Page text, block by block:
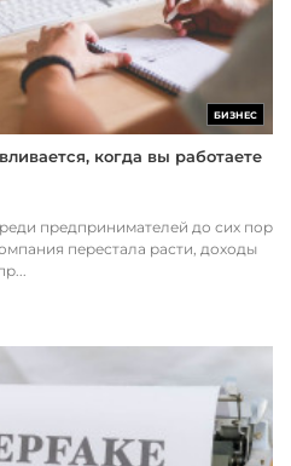
БИЗНЕС
когда вы работаете
предпринимателей до сих пор
перестала расти, доходы